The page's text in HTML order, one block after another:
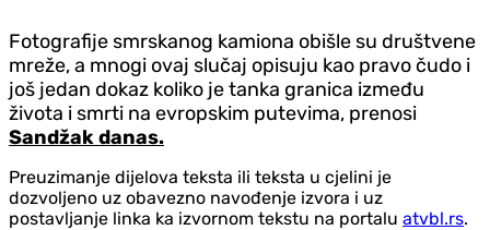
Fotografije smrskanog kamiona obišle su društvene
mreže, a mnogi ovaj slučaj opisuju kao pravo čudo i
još jedan dokaz koliko je tanka granica između
života i smrti na evropskim putevima, prenosi
Sandžak danas.
Preuzimanje dijelova teksta ili teksta u cjelini je
dozvoljeno uz obavezno navođenje izvora i uz
postavljanje linka ka izvornom tekstu na portalu atvbl.rs.